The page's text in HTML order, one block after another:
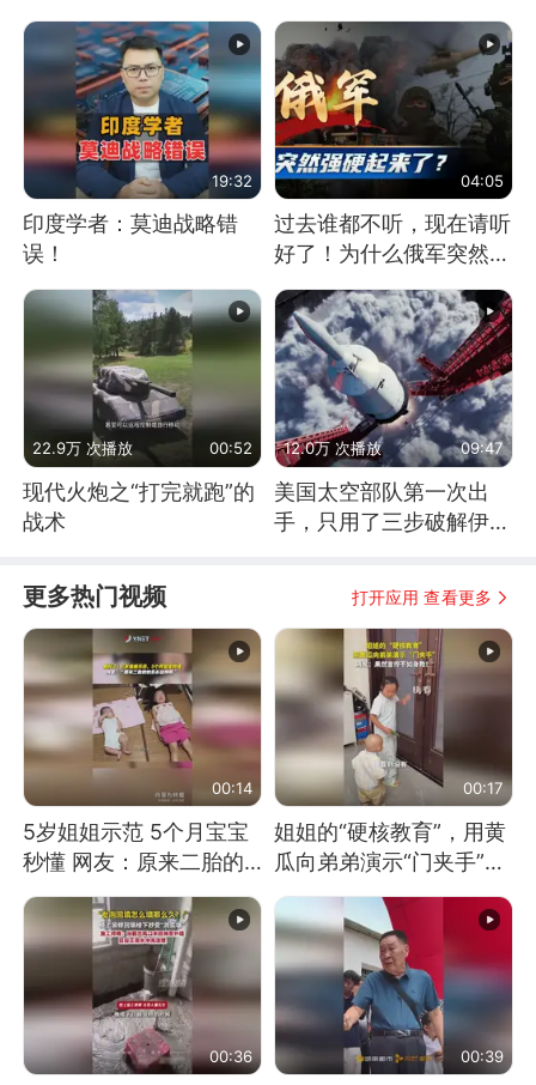
始？
19:32
印度学者：莫迪战略错
误！
04:05
过去谁都不听，现在请听
好了！为什么俄军突然强
22.9万 次播放 00:52
现代火炮之“打完就跑”的
战术
12.0万 次播放 09:47
美国太空部队第一次出
手，只用了三步破解伊朗
更多热门视频 打开应用 查看更多
00:14
5岁姐姐示范 5个月宝宝
秒懂 网友：原来二胎的
快乐长这样
00:17
姐姐的“硬核教育”，用黄
瓜向弟弟演示“门夹手”，
网友：果然言传不如身
教！
00:36 00:39